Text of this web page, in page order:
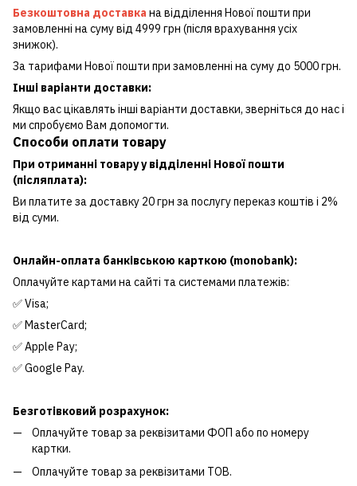
Безкоштовна доставка на відділення Нової пошти при
замовленні на суму від 4999 грн (після врахування усіх
знижок).
За тарифами Нової пошти при замовленні на суму до 5000 грн.
Інші варіанти доставки:
Якщо вас цікавлять інші варіанти доставки, зверніться до нас і
ми спробуємо Вам допомогти.
Способи оплати товару
При отриманні товару у відділенні Нової пошти
(післяплата):
Ви платите за доставку 20 грн за послугу переказ коштів і 2%
від суми.
Онлайн-оплата банківською карткою (monobank):
Оплачуйте картами на сайті та системами платежів:
✅ Visa;
✅ MasterCard;
✅ Apple Pay;
✅ Google Pay.
Безготівковий розрахунок:
Оплачуйте товар за реквізитами ФОП або по номеру
картки.
Оплачуйте товар за реквізитами ТОВ.